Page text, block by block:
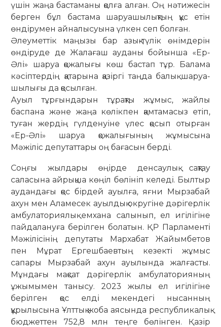
үшін жаңа бас­таманы қолға алған. Оң нәтижесін
бер­ген бұл бастама шаруашылықтың құс етін
өндірумен айналысуына үлкен сеп болған.
Әлеуметтік маңызы бар азық-түлік өнімдерін
өндіруде де Жалағаш ауданы бойынша «Ер-
Әлі» шаруа қожалығы көш бастап тұр. Балама
кәсіптердің қатарына қазіргі таңда балық шаруа­
шылығы да қосылған.
Ауыл тұрғындарын тұрақты жұмыс, жайлы
баспана және жаңа көлік­пен қамтамасыз етіп,
туған жердің гүлде­нуіне үлес қосып отырған
«Ер-Әлі» шаруа қожалығының жұмысына
Мәжіліс депутаттары оң бағасын берді.
Соңғы жылдары өңірде денсаулық сақтау
саласына айрықша көңіл бөлініп келеді. Былтыр
аудандағы қос бірдей ауылға, яғни Мыр­забай
ахун мен Аламесек ауылдық ок­ругіне дәрігерлік
амбулаториялық ем­хана са­лынып, ел игілігіне
пайдалануға беріл­ген бо­латын. ҚР Парламенті
Мәжілісінің депу­таты Мархабат Жайымбетов
пен Мұрат Ергеш­баев­тың кезекті жұмыс
сапары Мырзабай ахун ауылында жалғасты.
Мұндағы мақсат дәрі­гер­лік амбулаторияның
ұжымымен танысу. 2023 жылы ел игілігіне
берілген қос елді мекендегі нысанның
құрылысына Ұлттық жоба аясында республикалық
бюджеттен 752,8 млн теңге бөлінген. Қазір